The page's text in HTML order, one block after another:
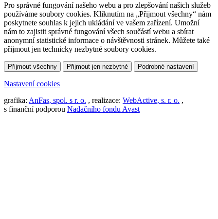
Pro správné fungování našeho webu a pro zlepšování našich služeb
používáme soubory cookies. Kliknutím na „Přijmout všechny“ nám
poskytnete souhlas k jejich ukládání ve vašem zařízení. Umožní
nám to zajistit správné fungování všech součástí webu a sbírat
anonymní statistické informace o návštěvnosti stránek. Můžete také
přijmout jen technicky nezbytné soubory cookies.
Přijmout všechny Přijmout jen nezbytné Podrobné nastavení
Nastavení cookies
grafika: AnFas, spol. s r. o. , realizace: WebActive, s. r. o. ,
s finanční podporou Nadačního fondu Avast